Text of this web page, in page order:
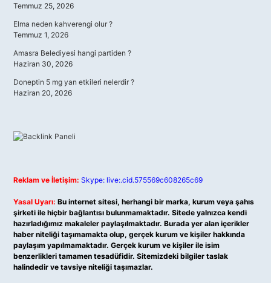
Temmuz 25, 2026
Elma neden kahverengi olur ?
Temmuz 1, 2026
Amasra Belediyesi hangi partiden ?
Haziran 30, 2026
Doneptin 5 mg yan etkileri nelerdir ?
Haziran 20, 2026
Reklam ve İletişim: Skype: live:.cid.575569c608265c69
Yasal Uyarı: Bu internet sitesi, herhangi bir marka, kurum veya şahıs
şirketi ile hiçbir bağlantısı bulunmamaktadır. Sitede yalnızca kendi
hazırladığımız makaleler paylaşılmaktadır. Burada yer alan içerikler
haber niteliği taşımamakta olup, gerçek kurum ve kişiler hakkında
paylaşım yapılmamaktadır. Gerçek kurum ve kişiler ile isim
benzerlikleri tamamen tesadüfidir. Sitemizdeki bilgiler taslak
halindedir ve tavsiye niteliği taşımazlar.